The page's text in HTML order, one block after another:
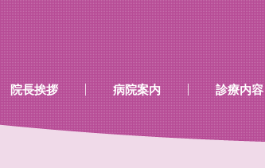
院長挨拶
病院案内
診療時間
当院で行える検診
当院で取り扱いのあるワクチン
診療内容
存のコード…